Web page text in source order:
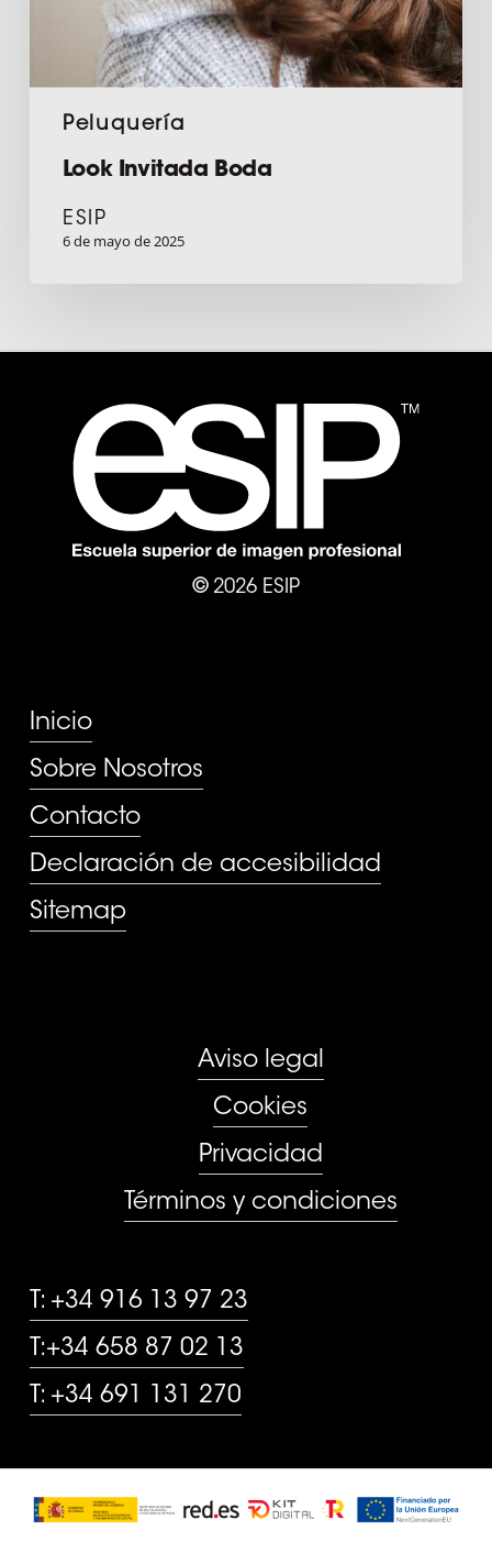
Ver Carrito Finalizar Compra
Peluquería
Look Invitada Boda
ESIP
6 de mayo de 2025
© 2026ESIP
Inicio
Sobre Nosotros
Contacto
Declaración de accesibilidad
Sitemap
Aviso legal
Cookies
Privacidad
Términos y condiciones
T: +34 916 13 97 23
T:+34 658 87 02 13
T: +34 691 131 270